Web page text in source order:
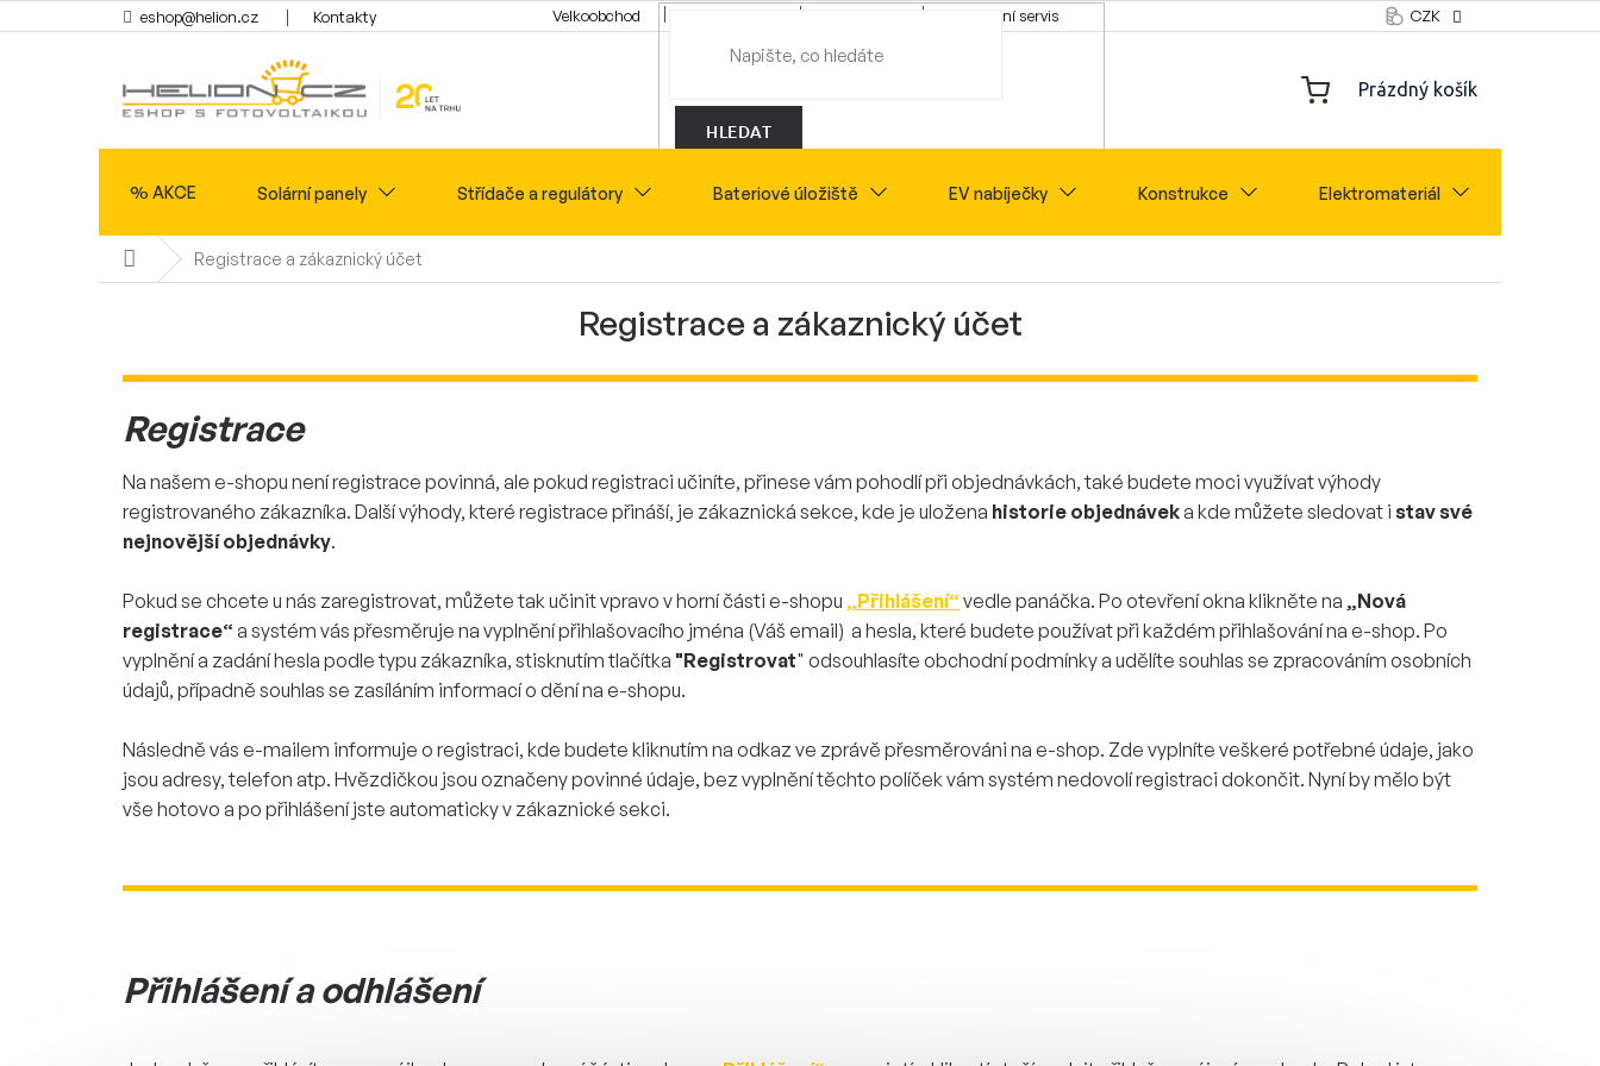
na
eshop@helion.cz Kontakty Velkoobchod Montážní servis CZK
HLEDAT
NÁKUPNÍ
Prázdný košík
% AKCE Solární panely Střídače a regulátory Bateriové úložiště EV nabíječky Konstrukce Elektromateriál
Ohřev vody Sety Novinky Značky
Domů Registrace a zákaznický účet
Registrace a zákaznický účet
Registrace
Na našem e-shopu není registrace povinná, ale pokud registraci učiníte, přinese vám pohodlí při objednávkách, také budete moci využívat výhody
registrovaného zákazníka. Další výhody, které registrace přináší, je zákaznická sekce, kde je uložena historie objednáveka kde můžete sledovat i stav své
nejnovější objednávky.
Pokud se chcete u nás zaregistrovat, můžete tak učinit vpravo v horní části e-shopu „Přihlášení“ vedle panáčka. Po otevření okna klikněte na „Nová
registrace“ a systém vás přesměruje na vyplnění přihlašovacího jména (Váš email) a hesla, které budete používat při každém přihlašování na e-shop. Po
vyplnění a zadání hesla podle typu zákazníka, stisknutím tlačítka "Registrovat" odsouhlasíte obchodní podmínky a udělíte souhlas se zpracováním osobních
údajů, případně souhlas se zasíláním informací o dění na e-shopu.
Následně vás e-mailem informuje o registraci, kde budete kliknutím na odkaz ve zprávě přesměrováni na e-shop. Zde vyplníte veškeré potřebné údaje, jako
jsou adresy, telefon atp. Hvězdičkou jsou označeny povinné údaje, bez vyplnění těchto políček vám systém nedovolí registraci dokončit. Nyní by mělo být
vše hotovo a po přihlášení jste automaticky v zákaznické sekci.
Přihlášení a odhlášení